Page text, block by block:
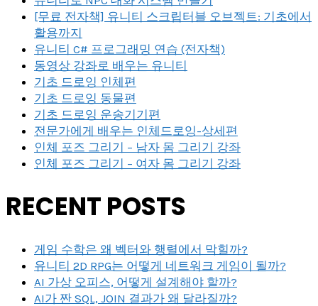
[무료 전자책] 유니티 스크립터블 오브젝트: 기초에서
활용까지
유니티 C# 프로그래밍 연습 (전자책)
동영상 강좌로 배우는 유니티
기초 드로잉 인체편
기초 드로잉 동물편
기초 드로잉 운송기기편
전문가에게 배우는 인체드로잉-상세편
인체 포즈 그리기 – 남자 몸 그리기 강좌
인체 포즈 그리기 – 여자 몸 그리기 강좌
RECENT POSTS
게임 수학은 왜 벡터와 행렬에서 막힐까?
유니티 2D RPG는 어떻게 네트워크 게임이 될까?
AI 가상 오피스, 어떻게 설계해야 할까?
AI가 짠 SQL, JOIN 결과가 왜 달라질까?